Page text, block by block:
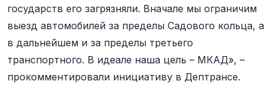
государств его загрязняли. Вначале мы ограничим
выезд автомобилей за пределы Садового кольца, а
в дальнейшем и за пределы третьего
транспортного. В идеале наша цель – МКАД», –
прокомментировали инициативу в Дептрансе.